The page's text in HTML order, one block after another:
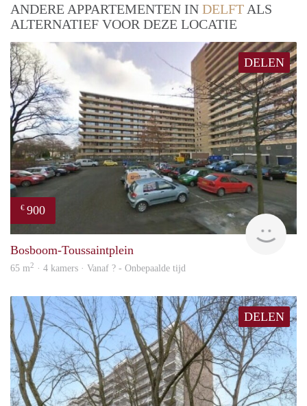
ANDERE APPARTEMENTEN IN DELFT ALS
ALTERNATIEF VOOR DEZE LOCATIE
DELEN
€ 900
Bosboom-Toussaintplein
65 m2 · 4 kamers · Vanaf ? - Onbepaalde tijd
DELEN